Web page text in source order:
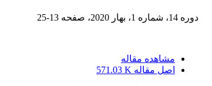
دوره 14، شماره 1، بهار 2020، صفحه 13-25
مشاهده مقاله
اصل مقاله 571.03 K